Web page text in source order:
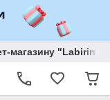
магазину "Labirint"